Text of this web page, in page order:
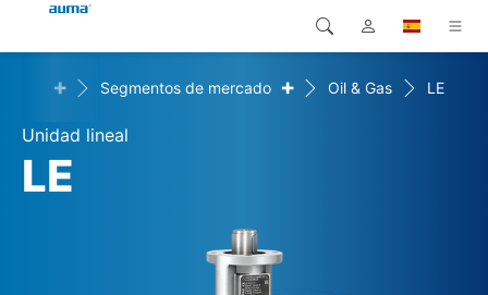
Productos
Soluciones
Global
Europa
Norteamérica
Búsqueda
+ Segmentos de mercado + Oil & Gas LE
Unidad lineal
LE